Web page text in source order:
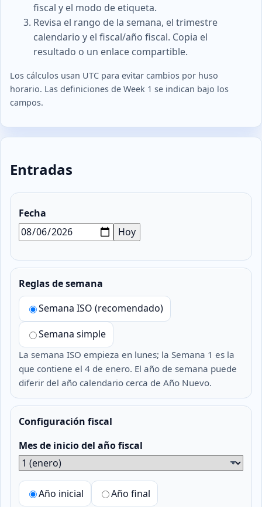
fiscal y el modo de etiqueta.
Revisa el rango de la semana, el trimestre
calendario y el fiscal/año fiscal. Copia el
resultado o un enlace compartible.
Los cálculos usan UTC para evitar cambios por huso
horario. Las definiciones de Week 1 se indican bajo los
campos.
Entradas
Fecha
Hoy
Reglas de semana
Semana ISO (recomendado)
Semana simple
La semana ISO empieza en lunes; la Semana 1 es la
que contiene el 4 de enero. El año de semana puede
diferir del año calendario cerca de Año Nuevo.
Configuración fiscal
Mes de inicio del año fiscal
Año inicial Año final